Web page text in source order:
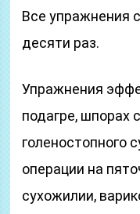
Все упражнения
десяти раз.
Упражнения
подагре, шпорах
голеностопного
операции на
сухожилии,